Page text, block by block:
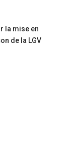
la mise en
de la LGV